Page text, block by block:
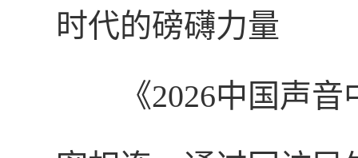
时代的磅礴力量
《2026中国声